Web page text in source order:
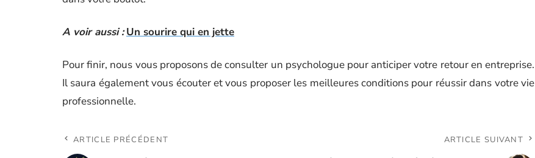
A voir aussi : Un sourire qui en jette
Pour finir, nous vous proposons de consulter un psychologue pour anticiper votre retour en entreprise.
Il saura également vous écouter et vous proposer les meilleures conditions pour réussir dans votre vie
professionnelle.
ARTICLE PRÉCÉDENT ARTICLE SUIVANT